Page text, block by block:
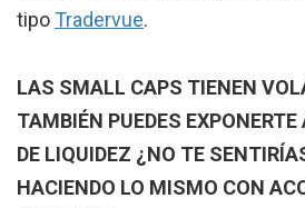
tipo Tradervue.
LAS SMALL CAPS TIENEN
TAMBIÉN PUEDES
DE LIQUIDEZ ¿NO TE
HACIENDO LO MISMO CON